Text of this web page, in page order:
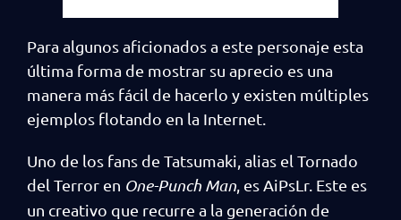
Para algunos aficionados a este personaje esta
última forma de mostrar su aprecio es una
manera más fácil de hacerlo y existen múltiples
ejemplos flotando en la Internet.
Uno de los fans de Tatsumaki, alias el Tornado
del Terror en One-Punch Man , es AiPsLr. Este es
un creativo que recurre a la generación de